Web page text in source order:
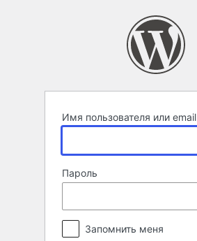
Имя пользователя или email
Пароль
Запомнить меня